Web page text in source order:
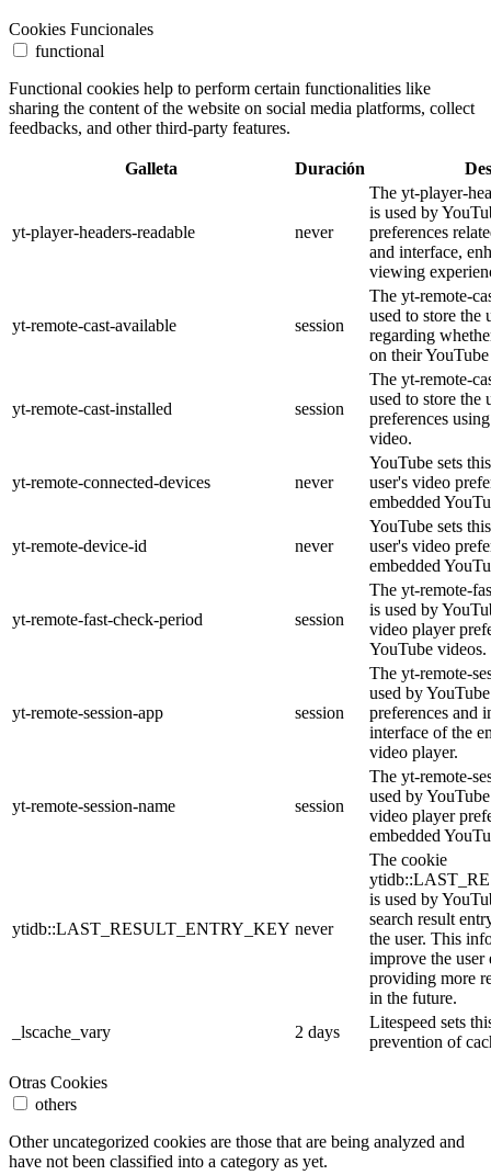
Cookies Funcionales
functional
Functional cookies help to perform certain functionalities like
sharing the content of the website on social media platforms, collect
feedbacks, and other third-party features.
Galleta Duración
yt-player-headers-readable never
The yt-player-
is used by
preferences
and interface,
viewing
yt-remote-cast-available session
The yt-remote-
used to store the
regarding
on their
yt-remote-cast-installed session
The yt-remote-
used to store the
preferences
video.
yt-remote-connected-devices never
YouTube sets
user's video
embedded
yt-remote-device-id never
YouTube sets
user's video
embedded
yt-remote-fast-check-period session
The yt-remote-
is used by
video player
YouTube videos.
yt-remote-session-app session
The yt-remote-
used by
preferences and
interface of the
video player.
yt-remote-session-name session
The yt-remote-
used by
video player
embedded
ytidb::LAST_RESULT_ENTRY_KEY never
The cookie
is used by
search result
the user. This
improve the user
providing more
in the future.
_lscache_vary
2 days
Litespeed sets
prevention of
Otras Cookies
others
Other uncategorized cookies are those that are being analyzed and
have not been classified into a category as yet.